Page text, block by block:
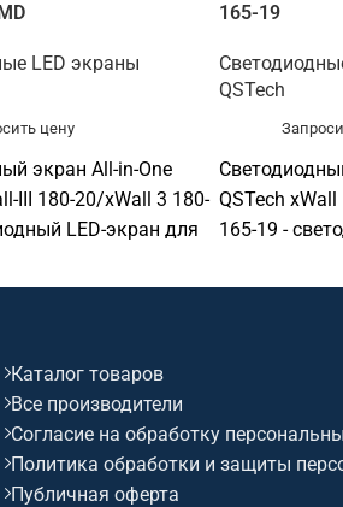
LED экраны
цену
экран All-in-One
III 180-20/xWall 3 180-
LED-экран для
Подходит для
офисов и
зон. Софтинк
под задачу,
и
165-19
QSTech
QSTech
165-19 -
помогает
Каталог товаров
Все производители
Согласие на обработку
Политика обработки и защиты
Публичная оферта